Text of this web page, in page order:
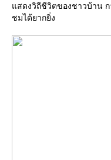
สดงวิถีชีวิตของชาวบ้าน
ชมได้ยากยิ่ง